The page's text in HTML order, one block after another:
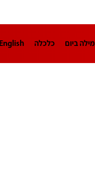
מילה ביום כלכלה English